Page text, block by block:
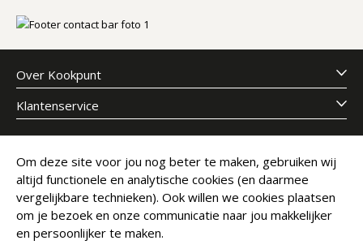
Over Kookpunt
Klantenservice
Meld je aan voor onze nieuwsbrief
E-mailadres
Abonneer
Om deze site voor jou nog beter te maken, gebruiken wij
altijd functionele en analytische cookies (en daarmee
vergelijkbare technieken). Ook willen we cookies plaatsen
om je bezoek en onze communicatie naar jou makkelijker
en persoonlijker te maken.